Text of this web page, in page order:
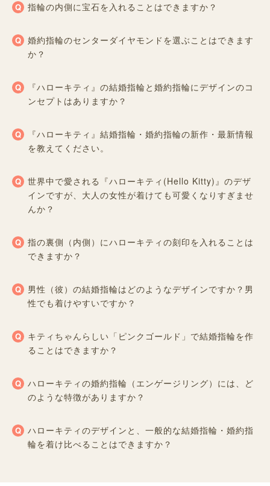
指輪の内側に宝石を入れることはできますか？
婚約指輪のセンターダイヤモンドを選ぶことはできます
か？
『ハローキティ』の結婚指輪と婚約指輪にデザインのコ
ンセプトはありますか？
『ハローキティ』結婚指輪・婚約指輪の新作・最新情報
を教えてください。
世界中で愛される『ハローキティ(Hello Kitty)』のデザ
インですが、大人の女性が着けても可愛くなりすぎませ
んか？
指の裏側（内側）にハローキティの刻印を入れることは
できますか？
男性（彼）の結婚指輪はどのようなデザインですか？男
性でも着けやすいですか？
キティちゃんらしい「ピンクゴールド」で結婚指輪を作
ることはできますか？
ハローキティの婚約指輪（エンゲージリング）には、ど
のような特徴がありますか？
ハローキティのデザインと、一般的な結婚指輪・婚約指
輪を着け比べることはできますか？